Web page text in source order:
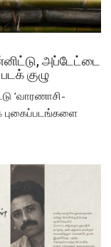
அப்டேட்டை
குழு
‘வாரணாசி-
புகைப்படங்களை